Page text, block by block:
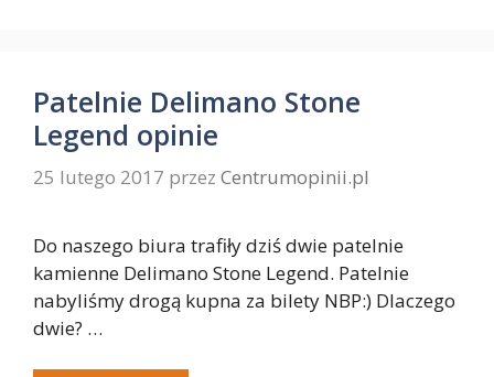
Patelnie Delimano Stone
Legend opinie
25 lutego 2017 przez Centrumopinii.pl
Do naszego biura trafiły dziś dwie patelnie
kamienne Delimano Stone Legend. Patelnie
nabyliśmy drogą kupna za bilety NBP:) Dlaczego
dwie? …